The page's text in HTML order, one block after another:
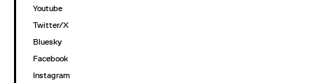
Youtube
Twitter/X
Bluesky
Facebook
Instagram